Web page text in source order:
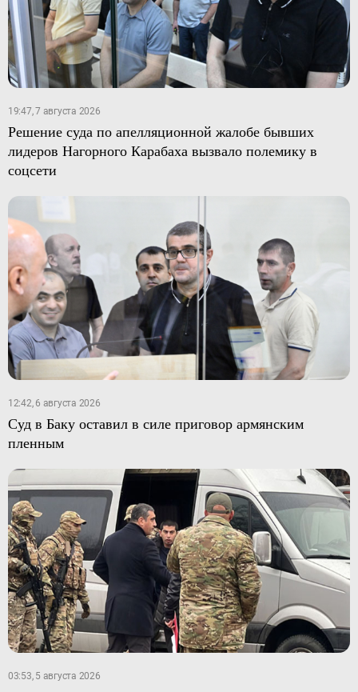
19:47, 7 августа 2026
Решение суда по апелляционной жалобе бывших
лидеров Нагорного Карабаха вызвало полемику в
соцсети
12:42, 6 августа 2026
Суд в Баку оставил в силе приговор армянским
пленным
03:53, 5 августа 2026